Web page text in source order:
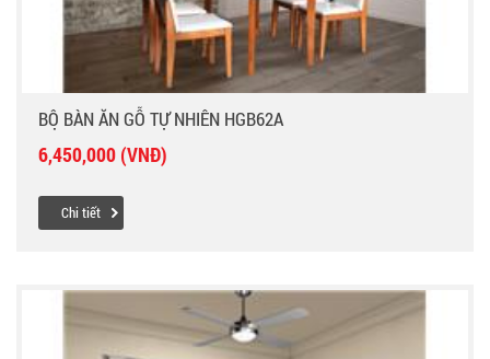
BỘ BÀN ĂN GỖ TỰ NHIÊN HGB62A
6,450,000 (VNĐ)
Chi tiết